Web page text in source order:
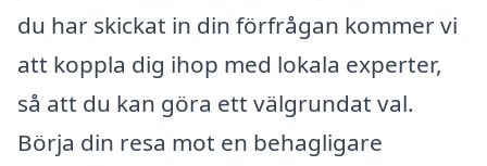
du har skickat in din förfrågan kommer vi
att koppla dig ihop med lokala experter,
så att du kan göra ett välgrundat val.
Börja din resa mot en behagligare